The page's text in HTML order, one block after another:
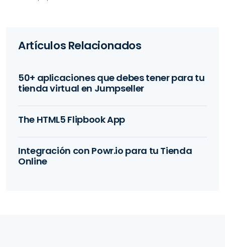
Artículos Relacionados
50+ aplicaciones que debes tener para tu
tienda virtual en Jumpseller
The HTML5 Flipbook App
Integración con Powr.io para tu Tienda
Online